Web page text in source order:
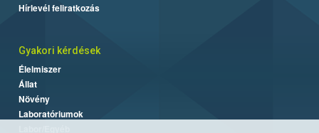
Hírlevél feliratkozás
Gyakori kérdések
Élelmiszer
Állat
Növény
Laboratóriumok